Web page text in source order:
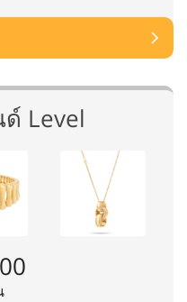
Level